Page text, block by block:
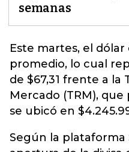
semanas
Este martes, el dólar
promedio, lo cual
de $67,31 frente a la
Mercado (TRM),
se ubicó en
Según la plataforma